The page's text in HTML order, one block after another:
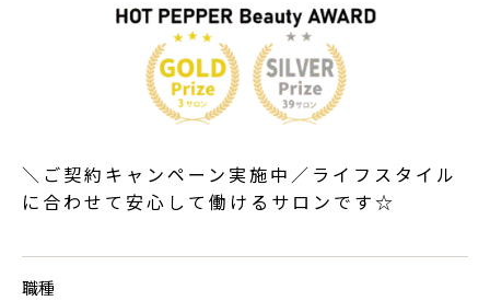
＼ご契約キャンペーン実施中／ライフスタイル
に合わせて安心して働けるサロンです☆
職種